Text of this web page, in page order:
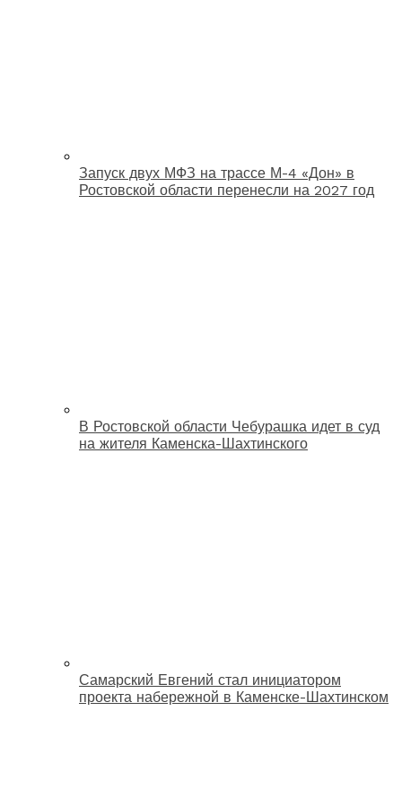
Запуск двух МФЗ на трассе М-4 «Дон» в
Ростовской области перенесли на 2027 год
В Ростовской области Чебурашка идет в суд
на жителя Каменска-Шахтинского
Самарский Евгений стал инициатором
проекта набережной в Каменске-Шахтинском